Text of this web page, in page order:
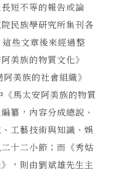
短不等的報告或論
民族學研究所集刊各
些文章後來經過整
美族的物質文化》
美族的社會組織》
《馬太安阿美族的物質
纂，內容分成總說、
工藝技術與知識、娛
十二小節；而《秀姑
，則由劉斌雄先生主